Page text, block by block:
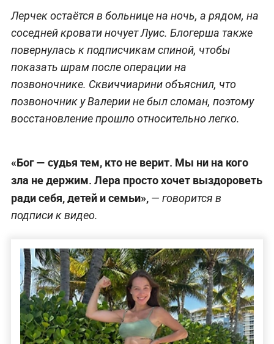
Лерчек остаётся в больнице на ночь, а рядом, на
соседней кровати ночует Луис. Блогерша также
повернулась к подписчикам спиной, чтобы
показать шрам после операции на
позвоночнике. Сквиччиарини объяснил, что
позвоночник у Валерии не был сломан, поэтому
восстановление прошло относительно легко.
«Бог — судья тем, кто не верит. Мы ни на кого
зла не держим. Лера просто хочет выздороветь
ради себя, детей и семьи»,— говорится в
подписи к видео.